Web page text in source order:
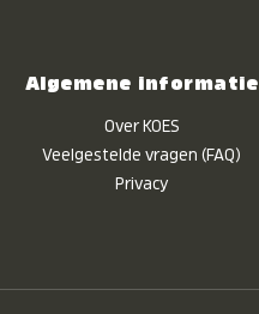
Algemene informatie
Over KOES
Veelgestelde vragen (FAQ)
Privacy